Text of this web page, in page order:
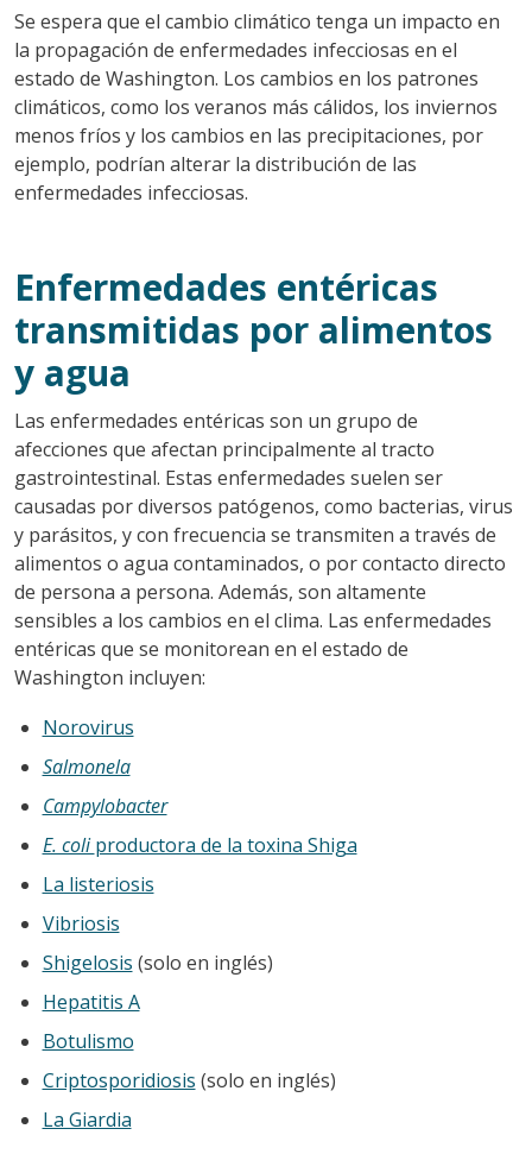
Se espera que el cambio climático tenga un impacto en
la propagación de enfermedades infecciosas en el
estado de Washington. Los cambios en los patrones
climáticos, como los veranos más cálidos, los inviernos
menos fríos y los cambios en las precipitaciones, por
ejemplo, podrían alterar la distribución de las
enfermedades infecciosas.
Enfermedades entéricas
transmitidas por alimentos
y agua
Las enfermedades entéricas son un grupo de
afecciones que afectan principalmente al tracto
gastrointestinal. Estas enfermedades suelen ser
causadas por diversos patógenos, como bacterias, virus
y parásitos, y con frecuencia se transmiten a través de
alimentos o agua contaminados, o por contacto directo
de persona a persona. Además, son altamente
sensibles a los cambios en el clima. Las enfermedades
entéricas que se monitorean en el estado de
Washington incluyen:
Norovirus
Salmonela
Campylobacter
E. coliproductora de la toxina Shiga
La listeriosis
Vibriosis
Shigelosis (solo en inglés)
Hepatitis A
Botulismo
Criptosporidiosis (solo en inglés)
La Giardia